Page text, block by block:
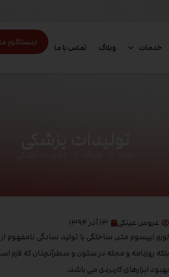
خدمات وبلاگ تماس با ما
اینستاگرام ما
عروس عینکی
۱۳ آذر ۱۳۹۴
لورم ایپسوم متن ساختگی با تولید سادگی
بلکه روزنامه و مجله در ستون و سطرآنچنان که لازم
بهبود ابزارهای کاربردی می باشد.